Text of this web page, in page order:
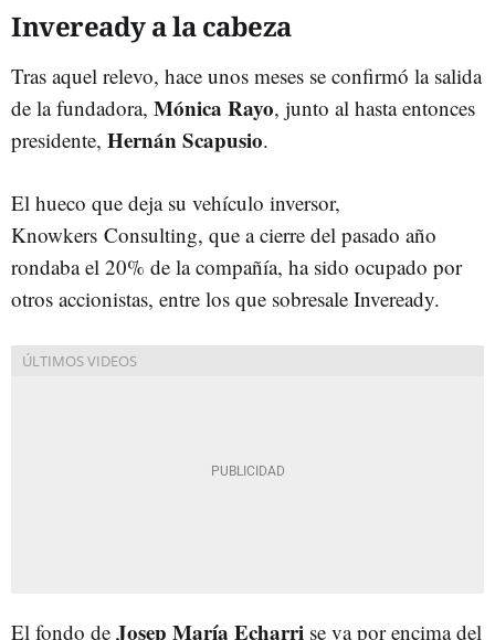
Inveready a la cabeza
Tras aquel relevo, hace unos meses se confirmó la salida
de la fundadora, Mónica Rayo, junto al hasta entonces
presidente, Hernán Scapusio.
El hueco que deja su vehículo inversor,
Knowkers Consulting, que a cierre del pasado año
rondaba el 20% de la compañía, ha sido ocupado por
otros accionistas, entre los que sobresale Inveready.
El fondo de Josep María Echarri se va por encima del